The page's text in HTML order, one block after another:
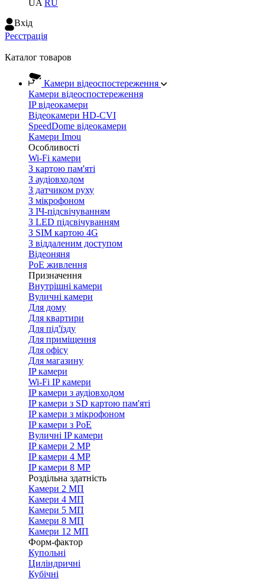
UA RU
Вхiд
Реєстрація
Каталог товаров
Камери відеоспостереження
Камери відеоспостереження
IP відеокамери
Відеокамери HD-CVI
SpeedDome відеокамери
Камери Imou
Особливості
Wi-Fi камери
З картою пам'яті
З аудіовходом
З датчиком руху
З мікрофоном
З ІЧ-підсвічуванням
З LED підсвічуванням
З SIM картою 4G
З віддаленим доступом
Відеоняня
PoE живлення
Призначення
Внутрішні камери
Вуличні камери
Для дому
Для квартири
Для під'їзду
Для приміщення
Для офісу
Для магазину
IP камери
Wi-Fi IP камери
IP камери з аудіовходом
IP камери з SD картою пам'яті
IP камери з мікрофоном
IP камери з PoE
Вуличні IP камери
IP камери 2 MP
IP камери 4 MP
IP камери 8 MP
Роздільна здатність
Камери 2 МП
Камери 4 МП
Камери 5 МП
Камери 8 МП
Камери 12 МП
Форм-фактор
Купольні
Циліндричні
Кубічні